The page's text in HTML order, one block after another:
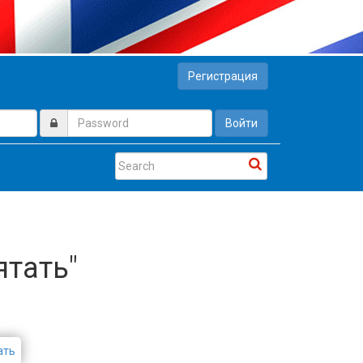
Регистрация
Войти